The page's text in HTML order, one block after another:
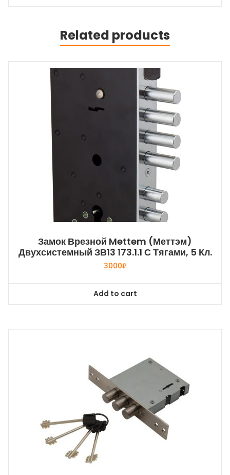
Related products
Замок Врезной Mettem (Меттэм)
Двухсистемный ЗВ13 173.1.1 С Тягами, 5 Кл.
3000₽
Add to cart